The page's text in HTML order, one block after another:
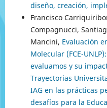
diseño, creación,
Francisco
Compagnucci,
Mancini, Evaluación
Molecular (FCE-
evaluamos y su
Trayectorias
IAG en las prácticas
desafíos para la